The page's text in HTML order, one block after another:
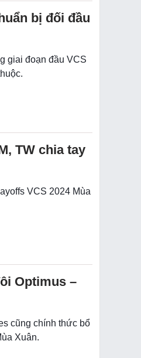
bị đối đầu
giai đoạn đầu VCS
TW chia tay
VCS 2024 Mùa
Optimus –
cũng chính thức bổ
Xuân.